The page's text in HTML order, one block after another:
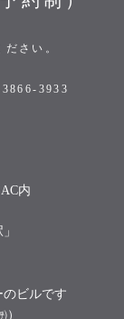
さい。
3866-3933
内
ビルです